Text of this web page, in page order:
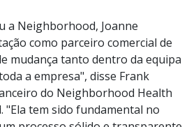
a Neighborhood, Joanne
como parceiro comercial de
mudança tanto dentro da equipa
a empresa", disse Frank
do Neighborhood Health
"Ela tem sido fundamental no